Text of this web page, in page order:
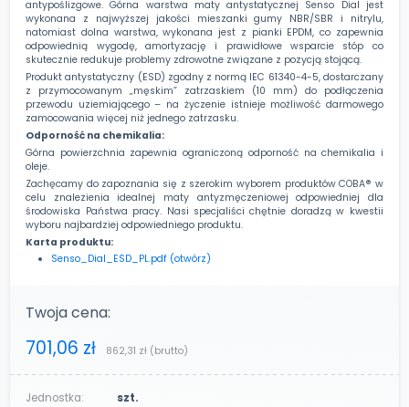
antypoślizgowe. Górna warstwa maty antystatycznej Senso Dial jest
wykonana z najwyższej jakości mieszanki gumy NBR/SBR i nitrylu,
natomiast dolna warstwa, wykonana jest z pianki EPDM, co zapewnia
odpowiednią wygodę, amortyzację i prawidłowe wsparcie stóp co
skutecznie redukuje problemy zdrowotne związane z pozycją stojącą.
Produkt antystatyczny (ESD) zgodny z normą IEC 61340-4-5, dostarczany
z przymocowanym „męskim” zatrzaskiem (10 mm) do podłączenia
przewodu uziemiającego – na życzenie istnieje możliwość darmowego
zamocowania więcej niż jednego zatrzasku.
Odporność na chemikalia:
Górna powierzchnia zapewnia ograniczoną odporność na chemikalia i
oleje.
Zachęcamy do zapoznania się z szerokim wyborem produktów COBA® w
celu znalezienia idealnej maty antyzmęczeniowej odpowiedniej dla
środowiska Państwa pracy. Nasi specjaliści chętnie doradzą w kwestii
wyboru najbardziej odpowiedniego produktu.
Karta produktu:
Senso_Dial_ESD_PL.pdf (otwórz)
Twoja cena:
701,06 zł 862,31 zł (brutto)
Jednostka: szt.